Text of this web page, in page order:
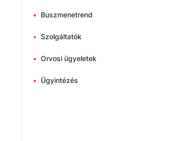
• Buszmenetrend
• Szolgáltatók
• Orvosi ügyeletek
• Ügyintézés